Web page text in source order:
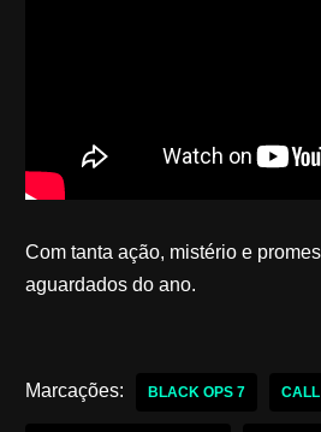
Com tanta ação, mistério e
aguardados do ano.
Marcações: BLACK OPS 7 CALL